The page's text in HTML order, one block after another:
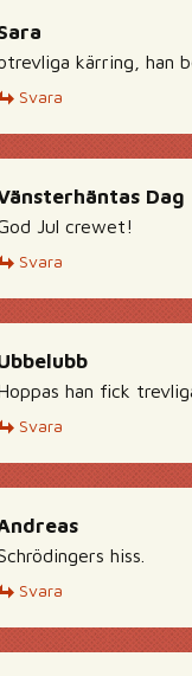
kärring, han
Svara
Dag
Jul crewet!
Svara
han fick
Svara
hiss.
Svara